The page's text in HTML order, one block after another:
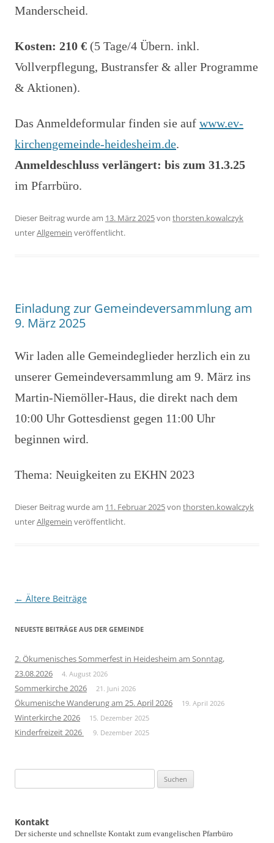
Manderscheid.
Kosten: 210 € (5 Tage/4 Übern. inkl.
Vollverpflegung, Bustransfer & aller Programme
& Aktionen).
Das Anmeldeformular finden sie auf www.ev-
kirchengemeinde-heidesheim.de.
Anmeldeschluss verlängert: bis zum 31.3.25
im Pfarrbüro.
Dieser Beitrag wurde am 13. März 2025von thorsten.kowalczyk
unterAllgemein veröffentlicht.
Einladung zur Gemeindeversammlung am
9. März 2025
Wir laden alle Gemeindeglieder herzlich ein zu
unserer Gemeindeversammlung am 9. März ins
Martin-Niemöller-Haus, die direkt nach dem
10:00 Uhr Gottesdienst gegen 11:00 Uhr
beginnen wird.
Thema: Neuigkeiten zu EKHN 2023
Dieser Beitrag wurde am 11. Februar 2025von thorsten.kowalczyk
unterAllgemein veröffentlicht.
Beitragsnavigation
← Ältere Beiträge
NEUESTE BEITRÄGE AUS DER GEMEINDE
2. Ökumenisches Sommerfest in Heidesheim am Sonntag,
23.08.2026
4. August 2026
Sommerkirche 2026 21. Juni 2026
Ökumenische Wanderung am 25. April 2026 19. April 2026
Winterkirche 2026 15. Dezember 2025
Kinderfreizeit 2026 9. Dezember 2025
nach:
Kontakt
Der sicherste und schnellste Kontakt zum evangelischen Pfarrbüro